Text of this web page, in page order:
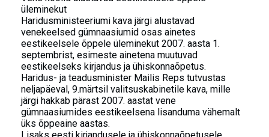
üleminekut
Haridusministeeriumi kava järgi alustavad
venekeelsed gümnaasiumid osas ainetes
eestikeelsele õppele üleminekut 2007. aasta 1.
septembrist, esimeste ainetena muutuvad
eestikeelseks kirjandus ja ühiskonnaõpetus.
Haridus- ja teadusminister Mailis Reps tutvustas
neljapäeval, 9.märtsil valitsuskabinetile kava, mille
järgi hakkab pärast 2007. aastat vene
gümnaasiumides eestikeelsena lisanduma vähemalt
üks õppeaine aastas.